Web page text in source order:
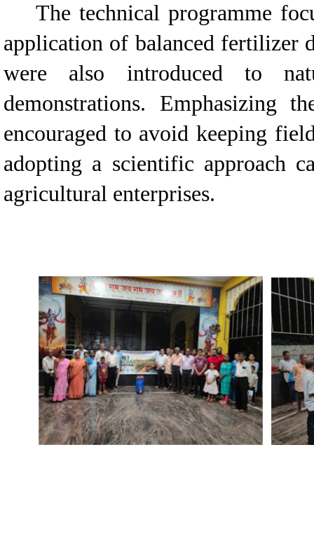
The technical programme
application of balanced fertilizer
were also introduced to
demonstrations. Emphasizing
encouraged to avoid keeping
adopting a scientific approach
agricultural enterprises.